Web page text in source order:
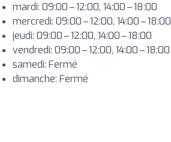
mardi: 09:00 – 12:00, 14:00 – 18:00
mercredi: 09:00 – 12:00, 14:00 – 18:00
jeudi: 09:00 – 12:00, 14:00 – 18:00
vendredi: 09:00 – 12:00, 14:00 – 18:00
samedi: Fermé
dimanche: Fermé